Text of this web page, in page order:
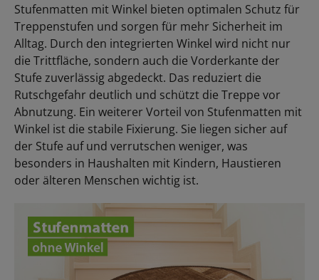
Stufenmatten mit Winkel bieten optimalen Schutz für
Treppenstufen und sorgen für mehr Sicherheit im
Alltag. Durch den integrierten Winkel wird nicht nur
die Trittfläche, sondern auch die Vorderkante der
Stufe zuverlässig abgedeckt. Das reduziert die
Rutschgefahr deutlich und schützt die Treppe vor
Abnutzung. Ein weiterer Vorteil von Stufenmatten mit
Winkel ist die stabile Fixierung. Sie liegen sicher auf
der Stufe auf und verrutschen weniger, was
besonders in Haushalten mit Kindern, Haustieren
oder älteren Menschen wichtig ist.